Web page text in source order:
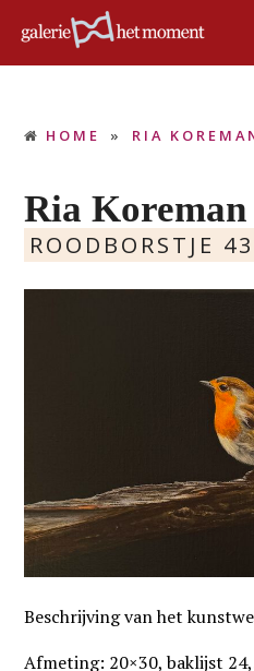
HOME » RIA
Ria Koreman
ROODBORSTJE 43
Beschrijving van het
Afmeting: 20×30, baklijst